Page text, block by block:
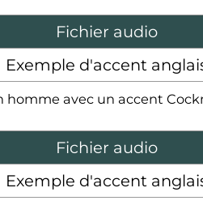
Fichier audio
Exemple d'accent
homme avec un accent
Fichier audio
Exemple d'accent